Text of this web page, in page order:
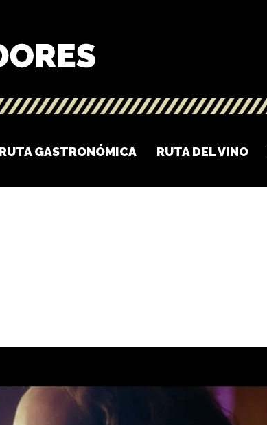
RUTA GASTRONÓMICA RUTA DEL VINO